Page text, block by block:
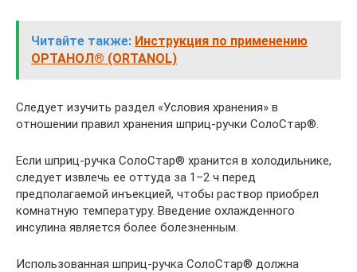
Читайте также: Инструкция по применению
ОРТАНОЛ® (ORTANOL)
Следует изучить раздел «Условия хранения» в
отношении правил хранения шприц-ручки СолоСтар®.
Если шприц-ручка СолоСтар® хранится в холодильнике,
следует извлечь ее оттуда за 1–2 ч перед
предполагаемой инъекцией, чтобы раствор приобрел
комнатную температуру. Введение охлажденного
инсулина является более болезненным.
Использованная шприц-ручка СолоСтар® должна